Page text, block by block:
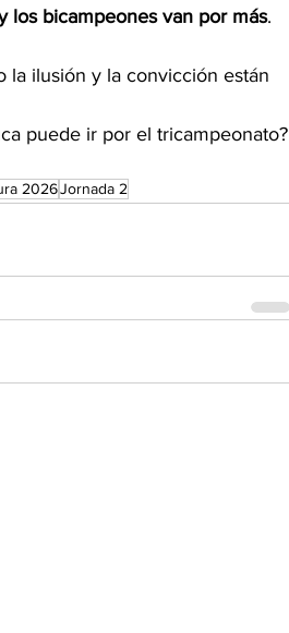
los bicampeones van por más.
la ilusión y la convicción están
puede ir por el tricampeonato?
2026Jornada 2